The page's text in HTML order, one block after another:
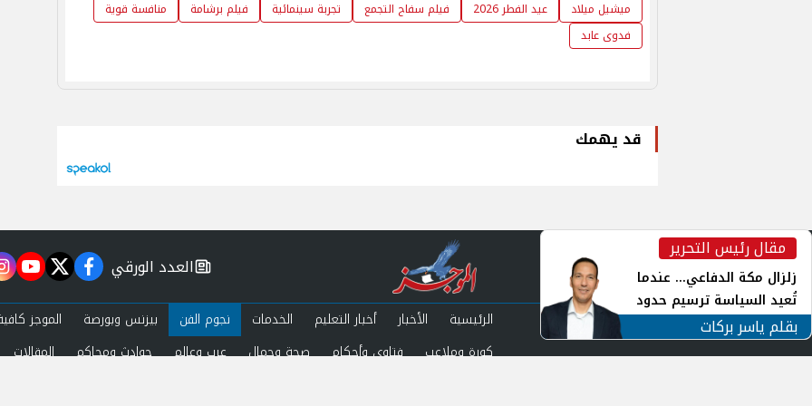
ميشيل ميلاد
عيد الفطر 2026 فيلم سفاح التجمع تجربة سينمائية فيلم برشامة
منافسة قوية
فدوى عابد
قد يهمك
مقال رئيس التحرير
زلزال مكة الدفاعي... عندما
تُعيد السياسة ترسيم حدود
الأمن القومي العربي
بقلم ياسر بركات
newspaper
العدد الورقي facebook
twitter
الرئيسية الأخبار أخبار التعليم الخدمات نجوم الفن بيزنس وبورصة
الموجز
كورة وملاعب
فتاوى وأحكام صحة وجمال عرب وعالم حوادث ومحاكم المقالات